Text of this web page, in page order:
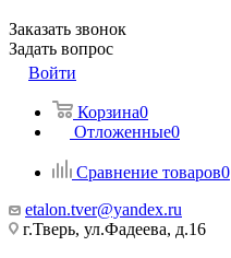
Заказать звонок
Задать вопрос
Войти
Корзина0
Отложенные0
Сравнение товаров0
etalon.tver@yandex.ru
г.Тверь, ул.Фадеева, д.16